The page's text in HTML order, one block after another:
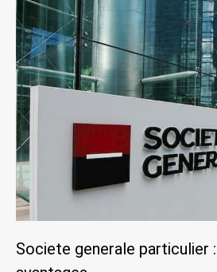
Societe generale particulier